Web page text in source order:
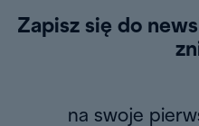
Zapisz się do
na swoje